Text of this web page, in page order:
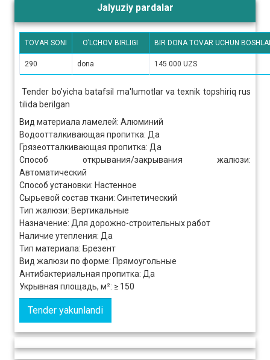
Jalyuziy pardalar
TOVAR SONI O’LCHOV BIRLIGI BIR DONA TOVAR UCHUN
290 dona 145 000 UZS
Tender bo'yicha batafsil ma'lumotlar va texnik topshiriq rus
tilida berilgan
Вид материала ламелей: Алюминий
Водоотталкивающая пропитка: Да
Грязеотталкивающая пропитка: Да
Способ открывания/закрывания жалюзи:
Автоматический
Способ установки: Настенное
Сырьевой состав ткани: Синтетический
Тип жалюзи: Вертикальные
Назначение: Для дорожно-строительных работ
Наличие утепления: Да
Тип материала: Брезент
Вид жалюзи по форме: Прямоугольные
Антибактериальная пропитка: Да
Укрывная площадь, м²: ≥ 150
Tender yakunlandi